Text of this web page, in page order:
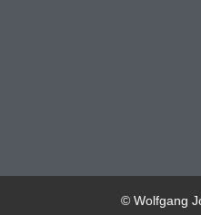
© Wolfgang